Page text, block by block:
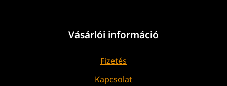
Vásárlói információ
Fizetés
Kapcsolat